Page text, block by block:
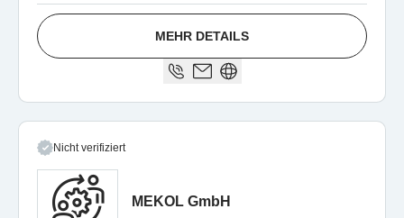
MEHR DETAILS
Nicht verifiziert
MEKOL GmbH